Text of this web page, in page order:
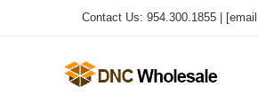
al
Contact Us: 954.300.1855 |